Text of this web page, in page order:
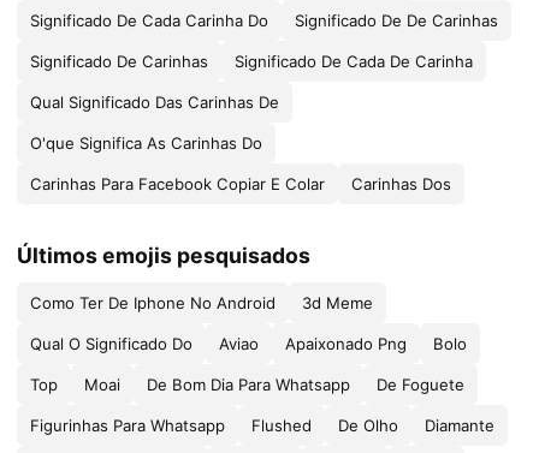
Significado De Cada Carinha Do Significado De De Carinhas
Significado De Carinhas Significado De Cada De Carinha
Qual Significado Das Carinhas De
O'que Significa As Carinhas Do
Carinhas Para Facebook Copiar E Colar Carinhas Dos
Últimos emojis pesquisados
Como Ter De Iphone No Android 3d Meme
Qual O Significado Do Aviao Apaixonado Png Bolo
Top Moai De Bom Dia Para Whatsapp De Foguete
Figurinhas Para Whatsapp Flushed De Olho Diamante